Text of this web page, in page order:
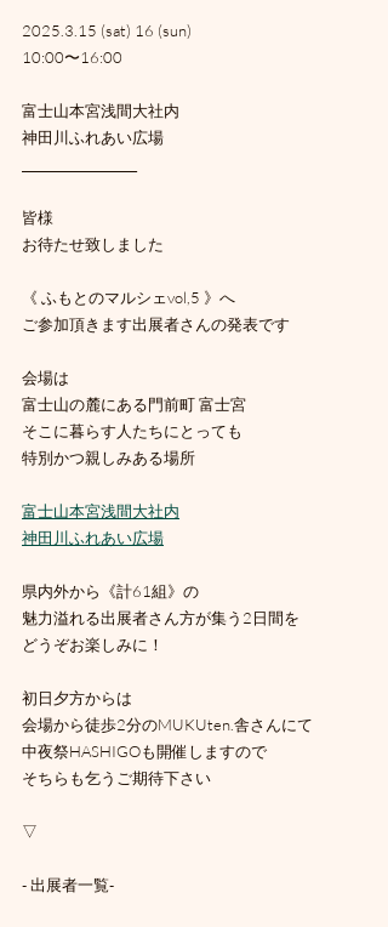
2025.3.15 (sat) 16 (sun)
10:00〜16:00
富士山本宮浅間大社内
神田川ふれあい広場
皆様
お待たせ致しました
《 ふもとのマルシェvol,5 》へ
ご参加頂きます出展者さんの発表です
会場は
富士山の麓にある門前町 富士宮
そこに暮らす人たちにとっても
特別かつ親しみある場所
富士山本宮浅間大社内
神田川ふれあい広場
県内外から《計61組》の
魅力溢れる出展者さん方が集う2日間を
どうぞお楽しみに！
初日夕方からは
会場から徒歩2分のMUKUten.舎さんにて
中夜祭HASHIGOも開催しますので
そちらも乞うご期待下さい
▽
- 出展者一覧-